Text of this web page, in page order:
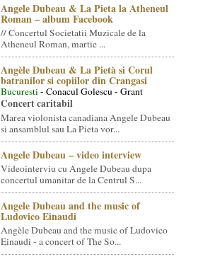
Angele Dubeau & La Pieta la Atheneul
Roman – album Facebook
// Concertul Societatii Muzicale de la
Atheneul Roman, martie ...
Angèle Dubeau & La Pietà si Corul
batranilor si copiilor din Crangasi
Bucuresti- Conacul Golescu - Grant
Concert caritabil
Marea violonista canadiana Angele Dubeau
si ansamblul sau La Pieta vor...
Angele Dubeau – video interview
Videointerviu cu Angele Dubeau dupa
concertul umanitar de la Centrul S...
Angele Dubeau and the music of
Ludovico Einaudi
Angèle Dubeau and the music of Ludovico
Einaudi - a concert of The So...